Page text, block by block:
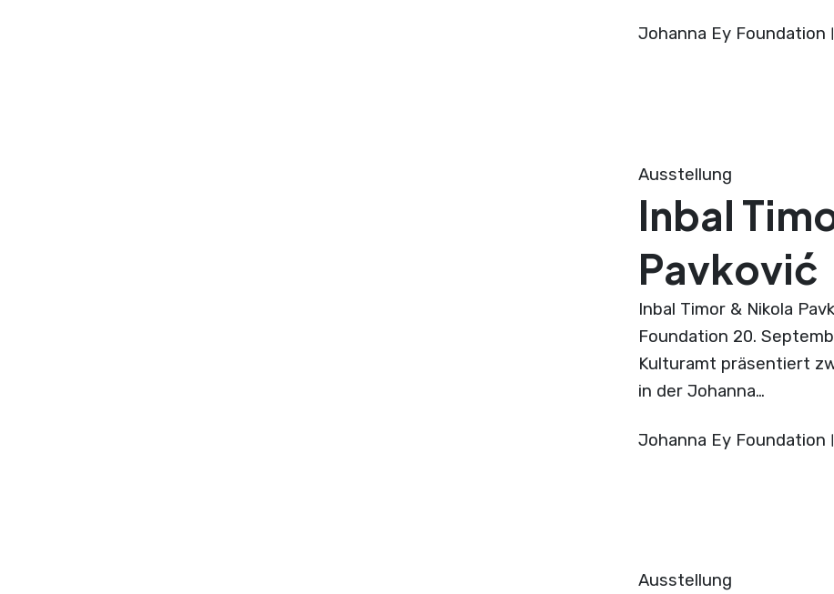
Johanna Ey Foundation
Ausstellung
Inbal
Pavković
Inbal Timor & Nikola
Foundation 20.
Kulturamt präsentiert
in der Johanna…
Johanna Ey Foundation
Ausstellung